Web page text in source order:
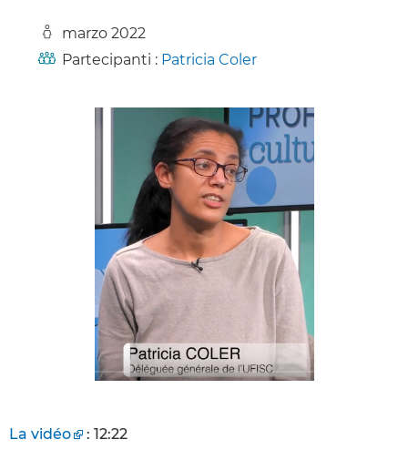
marzo 2022
Partecipanti : Patricia Coler
La vidéo : 12:22